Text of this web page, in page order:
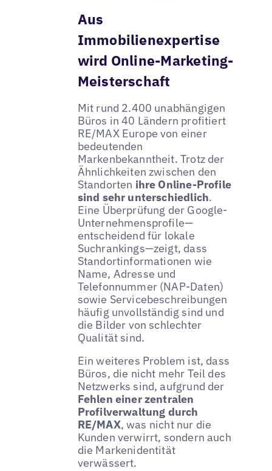
Aus
Immobilienexpertise
wird Online-Marketing-
Meisterschaft
Mit rund 2.400 unabhängigen
Büros in 40 Ländern profitiert
RE/MAX Europe von einer
bedeutenden
Markenbekanntheit. Trotz der
Ähnlichkeiten zwischen den
Standorten ihre Online-Profile
sind sehr unterschiedlich.
Eine Überprüfung der Google-
Unternehmensprofile—
entscheidend für lokale
Suchrankings—zeigt, dass
Standortinformationen wie
Name, Adresse und
Telefonnummer (NAP-Daten)
sowie Servicebeschreibungen
häufig unvollständig sind und
die Bilder von schlechter
Qualität sind.
Ein weiteres Problem ist, dass
Büros, die nicht mehr Teil des
Netzwerks sind, aufgrund der
Fehlen einer zentralen
Profilverwaltung durch
RE/MAX, was nicht nur die
Kunden verwirrt, sondern auch
die Markenidentität
verwässert.